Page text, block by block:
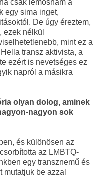
csak lemosnám a
egy sima inget,
De úgy éreztem,
ezek nélkül
mint ez a
transz aktivista, a
ezért is nevetséges ez
napról a másikra
olyan dolog, aminek
nagyon sok
és különösen az
az LMBTQ-
egy transznemű és
mutatjuk be azzal